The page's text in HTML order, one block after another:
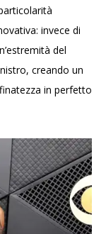
invece di
del
creando un
in perfetto